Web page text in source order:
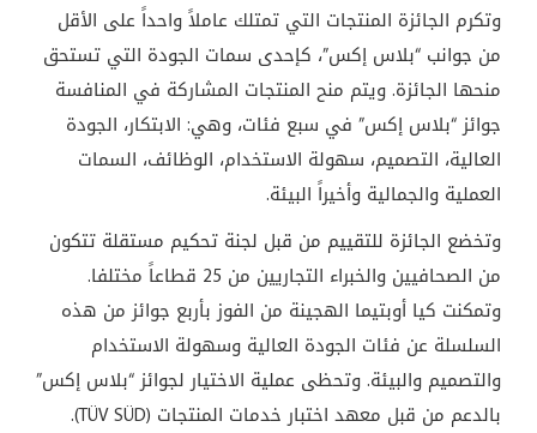
وتكرم الجائزة المنتجات التي تمتلك عاملاً واحداً على الأقل
من جوانب “بلاس إكس”، كإحدى سمات الجودة التي تستحق
منحها الجائزة. ويتم منح المنتجات المشاركة في المنافسة
جوائز “بلاس إكس” في سبع فئات، وهي: الابتكار، الجودة
العالية، التصميم، سهولة الاستخدام، الوظائف، السمات
العملية والجمالية وأخيراً البيئة.
وتخضع الجائزة للتقييم من قبل لجنة تحكيم مستقلة تتكون
من الصحافيين والخبراء التجاريين من 25 قطاعاً مختلفا.
وتمكنت كيا أوبتيما الهجينة من الفوز بأربع جوائز من هذه
السلسلة عن فئات الجودة العالية وسهولة الاستخدام
والتصميم والبيئة. وتحظى عملية الاختيار لجوائز “بلاس إكس”
بالدعم من قبل معهد اختبار خدمات المنتجات (TÜV SÜD)
.